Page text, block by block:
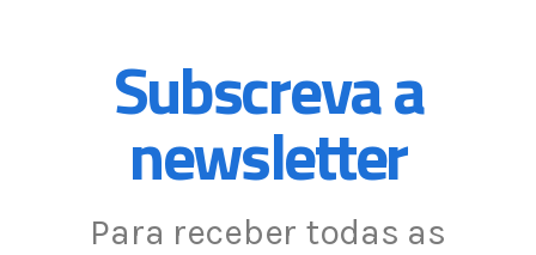
Subscreva a
newsletter
Para receber todas as